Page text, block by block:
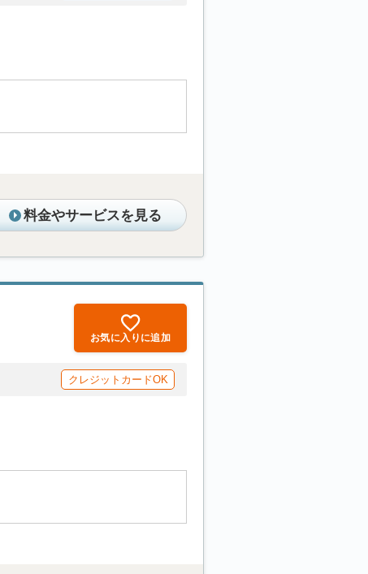
料金やサービスを見る
お気に入りに追加
クレジットカードOK